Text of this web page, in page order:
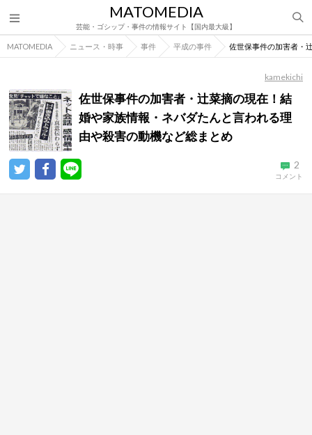
MATOMEDIA
芸能・ゴシップ・事件の情報サイト【国内最大級】
MATOMEDIA ニュース・時事 事件 平成の事件 佐世保事件の加害者・
kamekichi
佐世保事件の加害者・辻菜摘の現在！結
婚や家族情報・ネバダたんと言われる理
由や殺害の動機など総まとめ
2
コメント